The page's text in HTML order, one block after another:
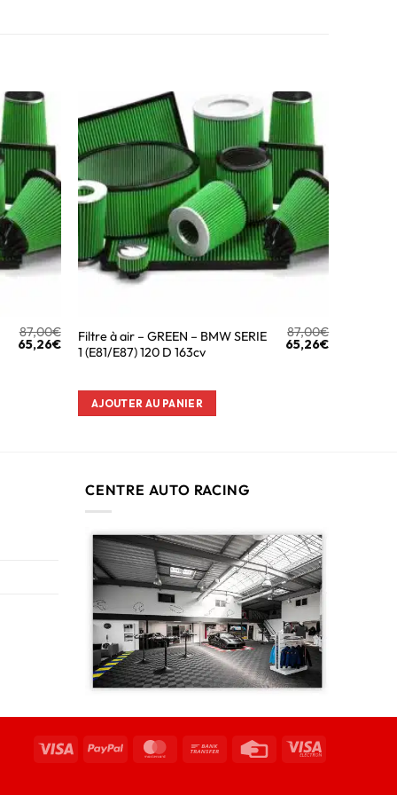
87,00€
65,26€
Filtre à air – GREEN – BMW SERIE
1 (E81/E87) 120 D 163cv
87,00€
65,26€
AJOUTER AU PANIER
CENTRE AUTO RACING